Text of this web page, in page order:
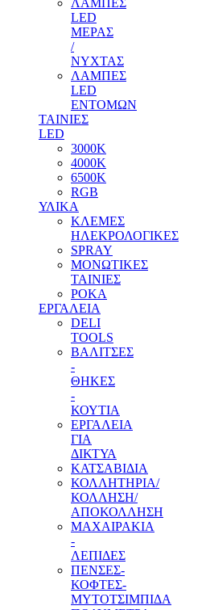
ΛΑΜΠΕΣ
LED
ΜΕΡΑΣ
/
ΝΥΧΤΑΣ
ΛΑΜΠΕΣ
LED
ΕΝΤΟΜΩΝ
ΤΑΙΝΙΕΣ
LED
3000Κ
4000Κ
6500Κ
RGB
ΥΛΙΚΑ
ΚΛΕΜΕΣ
ΗΛΕΚΡΟΛΟΓΙΚΕΣ
SPRAY
ΜΟΝΩΤΙΚΕΣ
ΤΑΙΝΙΕΣ
ΡΟΚΑ
ΕΡΓΑΛΕΙΑ
DELI
TOOLS
ΒΑΛΙΤΣΕΣ
-
ΘΗΚΕΣ
-
ΚΟΥΤΙΑ
ΕΡΓΑΛΕΙΑ
ΓΙΑ
ΔΙΚΤΥΑ
ΚΑΤΣΑΒΙΔΙΑ
ΚΟΛΛΗΤΗΡΙΑ/
ΚΟΛΛΗΣΗ/
ΑΠΟΚΟΛΛΗΣΗ
ΜΑΧΑΙΡΑΚΙΑ
-
ΛΕΠΙΔΕΣ
ΠΕΝΣΕΣ-
ΚΟΦΤΕΣ-
ΜΥΤΟΤΣΙΜΠΙΔΑ